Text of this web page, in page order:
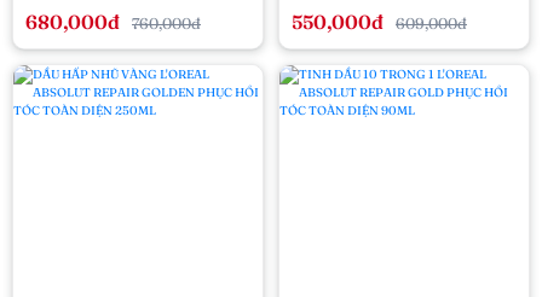
PHỤC HỒI TÓC TOÀN
DIỆN 500ML
680,000đ 760,000đ
PHỤC HỒI TÓC HƯ TỔN
200ML
550,000đ 609,000đ